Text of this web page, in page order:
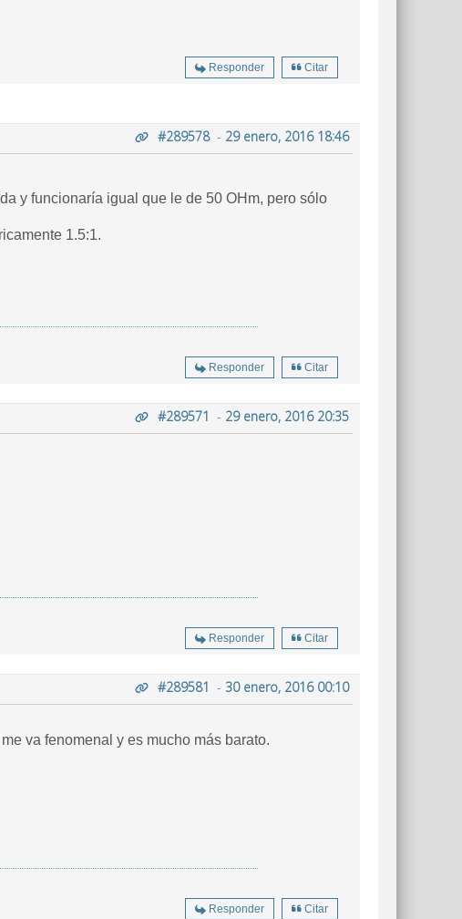
Responder Citar
#289578- 29 enero, 2016 18:46
y funcionaría igual que le de 50 OHm, pero sólo
1.5:1.
Responder Citar
#289571 - 29 enero, 2016 20:35
Responder Citar
#289581 - 30 enero, 2016 00:10
va fenomenal y es mucho más barato.
Responder Citar